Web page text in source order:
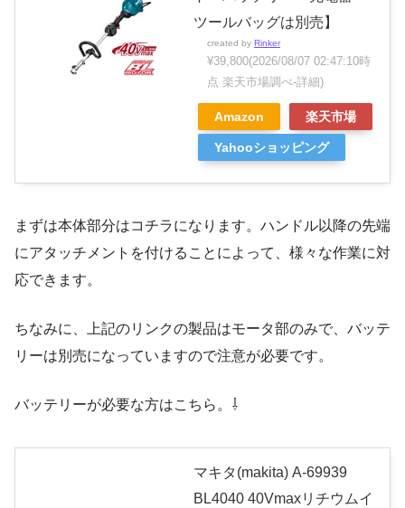
ツールバッグは別売】
created by Rinker
¥39,800(2026/08/07 02:47:10時
点 楽天市場調べ-詳細)
Amazon 楽天市場
Yahooショッピング
まずは本体部分はコチラになります。ハンドル以降の先端
にアタッチメントを付けることによって、様々な作業に対
応できます。
ちなみに、上記のリンクの製品はモータ部のみで、バッテ
リーは別売になっていますので注意が必要です。
バッテリーが必要な方はこちら。⇩
マキタ(makita) A-69939
BL4040 40Vmaxリチウムイ